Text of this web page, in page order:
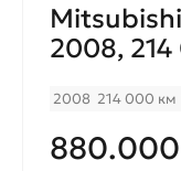
Mitsubishi
2008,
2008 214 000 км